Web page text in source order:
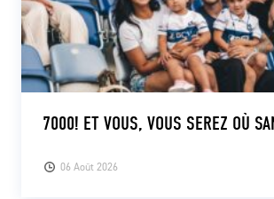
06 Août 2026
7000! ET VOUS, VOUS SEREZ OÙ